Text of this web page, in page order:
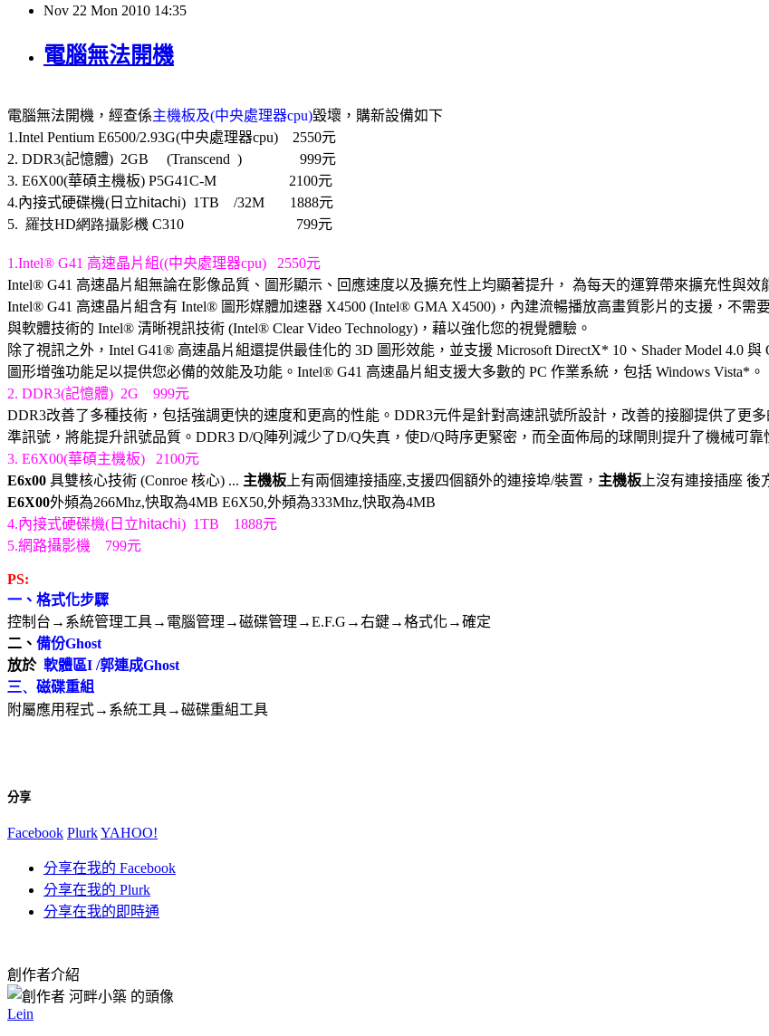
Nov 22 Mon 2010 14:35
電腦無法開機
電腦無法開機，經查係主機板及(中央處理器cpu)毀壞，購新設備如下
1.Intel Pentium E6500/2.93G(中央處理器cpu) 2550元
2. DDR3(記憶體) 2GB (Transcend ) 999元
3. E6X00(華碩主機板) P5G41C-M 2100元
4.內接式硬碟機( 日立hitachi) 1TB /32M 1888元
5. 羅技HD網路攝影機 C310 799元
1.Intel® G41 高速晶片組((中央處理器cpu) 2550元
Intel® G41 高速晶片組無論在影像品質、圖形顯示、回應速度以及擴充性上均顯著提升， 為每天的運算帶來擴充性與效
Intel® G41 高速晶片組含有 Intel® 圖形媒體加速器 X4500 (Intel® GMA X4500) ，內建流暢播放高畫質影片的支援，不需
與軟體技術的 Intel® 清晰視訊技術 (Intel® Clear Video Technology) ，藉以強化您的視覺體驗。
除了視訊之外， Intel G41® 高速晶片組還提供最佳化的 3D 圖形效能，並支援 Microsoft DirectX* 10 、 Shader Model 4.0 與
圖形增強功能足以提供您必備的效能及功能。 Intel® G41 高速晶片組支援大多數的 PC 作業系統，包括 Windows Vista* 。
2. DDR3(記憶體) 2G 999元
DDR3改善了多種技術，包括強調更快的速度和更高的性能。 DDR3元件是針對高速訊號所設計，改善的接腳提供了更
準訊號，將能提升訊號品質。 DDR3 D/Q 陣列減少了D/Q失真，使D/Q時序更緊密，而全面佈局的球閘則提升了機械可靠
3. E6X00(華碩主機板) 2100元
E6x00 具雙核心技術 (Conroe 核心) ... 主機板 上有兩個連接插座,支援四個額外的連接埠/裝置， 主機板 上沒有連接插座 後
E6X00外頻為266Mhz,快取為4MB E6X50,外頻為333Mhz,快取為4MB
4.內接式硬碟機( 日立hitachi) 1TB 1888元
5.網路攝影機 799元
PS:
一、格式化步驟
控制台→系統管理工具→電腦管理→磁碟管理→E.F.G →右鍵→格式化→確定
二、 備份Ghost
放於 軟體區I /郭連成Ghost
三、 磁碟重組
附屬應用程式→系統工具→磁碟重組工具
分享
Facebook PlurkYAHOO!
分享在我的 Facebook
分享在我的 Plurk
分享在我的即時通
創作者介紹
Lein